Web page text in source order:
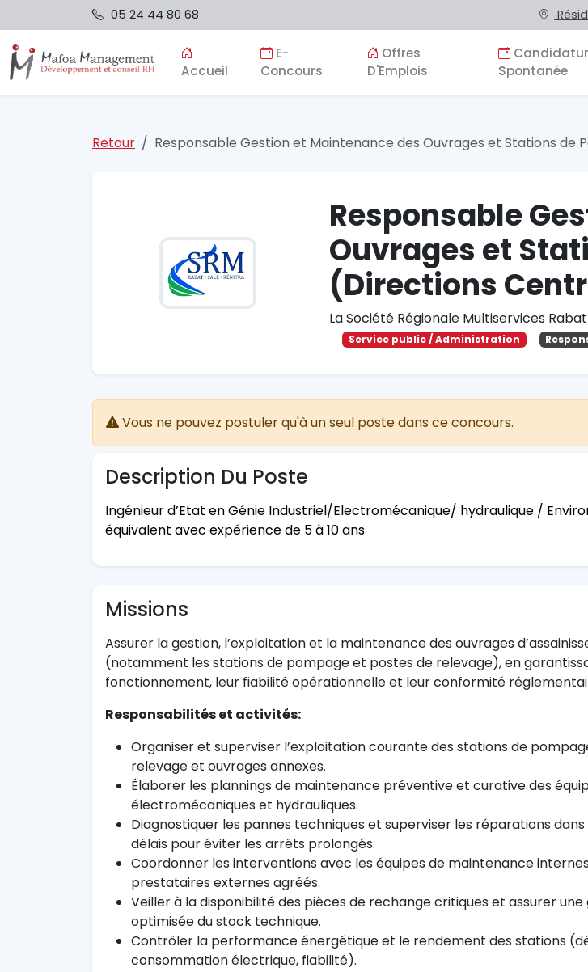
05 24 44 80 68
Accueil
E-
Concours
Offres
D'Emplois
Spontanée
Retour Responsable Gestion et Maintenance des Ouvrages et Stations de
Responsable
Ouvrages et
(Directions
La Société Régionale Multiservices
Service public / Administration
Vous ne pouvez postuler qu'à un seul poste dans ce concours.
Description Du Poste
Ingénieur d’Etat en Génie Industriel/Electromécanique/ hydraulique /
équivalent avec expérience de 5 à 10 ans
Missions
Assurer la gestion, l’exploitation et la maintenance des ouvrages
(notamment les stations de pompage et postes de relevage), en
fonctionnement, leur fiabilité opérationnelle et leur conformité
Responsabilités et activités:
Organiser et superviser l’exploitation courante des stations de
relevage et ouvrages annexes.
Élaborer les plannings de maintenance préventive et curative des
électromécaniques et hydrauliques.
Diagnostiquer les pannes techniques et superviser les réparations dans
délais pour éviter les arrêts prolongés.
Coordonner les interventions avec les équipes de maintenance
prestataires externes agréés.
Veiller à la disponibilité des pièces de rechange critiques et assurer une
optimisée du stock technique.
Contrôler la performance énergétique et le rendement des stations
consommation électrique, fiabilité).